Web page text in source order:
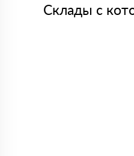
Склады с